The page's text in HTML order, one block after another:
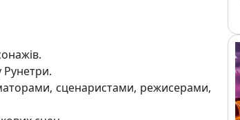
Рунетри.
сценаристами, режисерами,